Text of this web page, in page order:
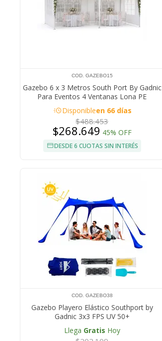
COD. GAZEBO15
Gazebo 6 x 3 Metros South Port By Gadnic
Para Eventos 4 Ventanas Lona PE
Impermeable Exterior Carpa Pérgola
acuteDisponibleen 66 días
$488.453
$268.649 45% OFF
DESDE 6 CUOTAS SIN INTERÉS
COD. GAZEBO38
Gazebo Playero Elástico Southport by
Gadnic 3x3 FPS UV 50+
Llega Gratis Hoy